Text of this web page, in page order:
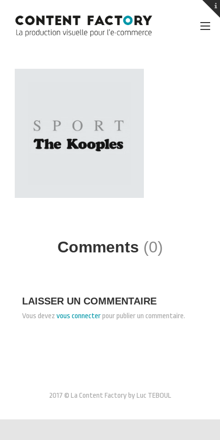
Comments (0)
LAISSER UN COMMENTAIRE
Vous devez vous connecterpour publier un commentaire.
2017 © La Content Factory by Luc TEBOUL